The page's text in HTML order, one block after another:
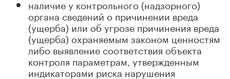
наличие у контрольного (надзорного)
органа сведений о причинении вреда
(ущерба) или об угрозе причинения вреда
(ущерба) охраняемым законом ценностям
либо выявление соответствия объекта
контроля параметрам, утвержденным
индикаторами риска нарушения